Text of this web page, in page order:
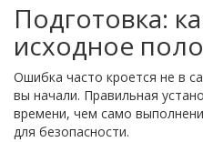
Подготовка:
исходное
Ошибка часто кроется не в
вы начали. Правильная
времени, чем само
для безопасности.